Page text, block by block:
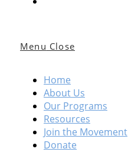
Menu Close
Home
About Us
Our Programs
Resources
Join the Movement
Donate